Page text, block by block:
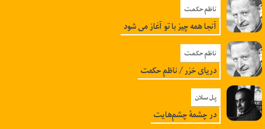
ناظم حکمت
آنجا همه چیز با تو آغاز می شود
ناظم حکمت
دریای خزر / ناظم حکمت
پل سلان
در چشمۀ چشم‌هایت